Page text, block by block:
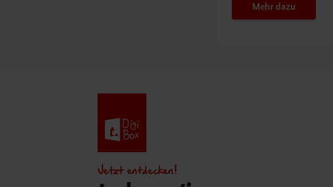
Mehr dazu
Jetzt entdecken!